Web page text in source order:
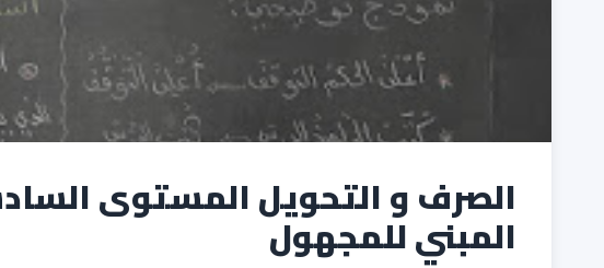
الصرف و التحويل المستوى
المبني للمجهول